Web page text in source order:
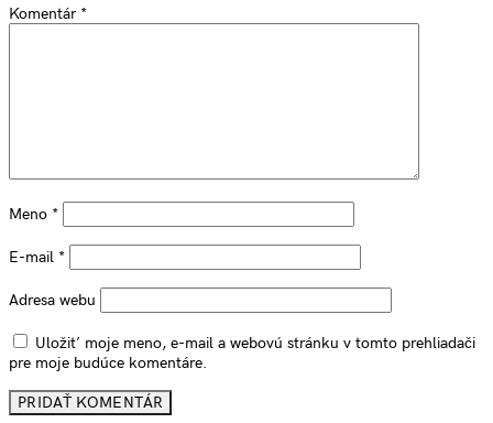
Komentár *
Meno *
E-mail *
Adresa webu
Uložiť moje meno, e-mail a webovú stránku v tomto prehliadači
pre moje budúce komentáre.